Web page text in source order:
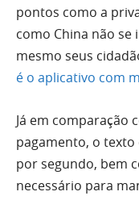
pontos como a
como China não
mesmo seus
é o aplicativo com
Já em comparação
pagamento, o
por segundo, bem
necessário para